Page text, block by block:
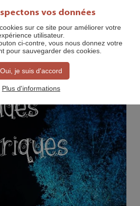
FAMILLE
vos données
sur ce site pour améliorer votre
utilisateur.
ci-contre, vous nous donnez votre
pour sauvegarder des cookies.
Oui, je suis d'accord
Plus d'informations